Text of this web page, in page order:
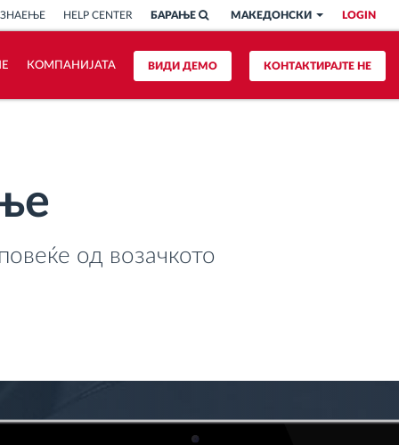
LOGIN
МАКЕДОНСКИ
БАРАЊЕ
ЗНАЕЊЕ HELP CENTER
КОНТАКТИРАЈТЕ НЕ
ВИДИ ДЕМО
КОМПАНИЈАТА
од возачкото